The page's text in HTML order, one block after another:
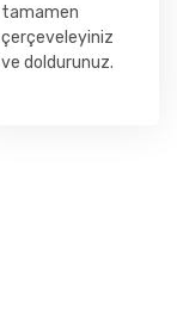
tamamen
çerçeveleyiniz
ve doldurunuz.